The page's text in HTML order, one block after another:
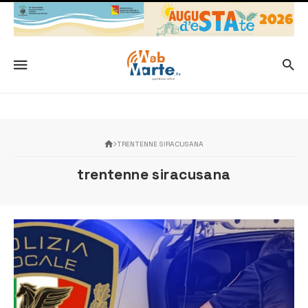
TRENTENNE SIRACUSANA
trentenne siracusana